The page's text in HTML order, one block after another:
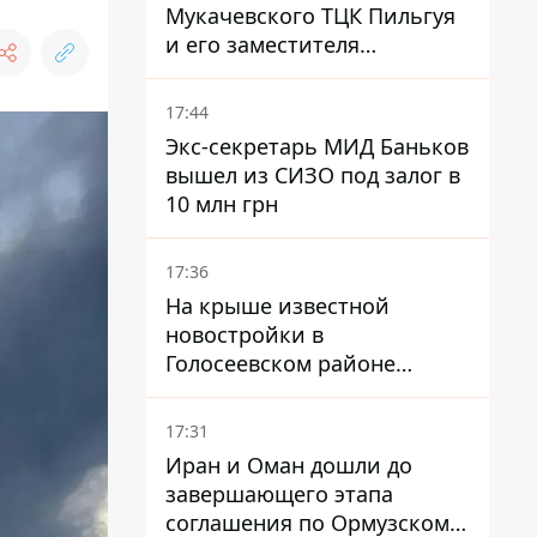
Мукачевского ТЦК Пильгуя
и его заместителя
отправили в СИЗО без
права залога – журналист
17:44
Экс-секретарь МИД Баньков
вышел из СИЗО под залог в
10 млн грн
17:36
На крыше известной
новостройки в
Голосеевском районе
разбивают парк площадью
в гектар
17:31
Иран и Оман дошли до
завершающего этапа
соглашения по Ормузскому